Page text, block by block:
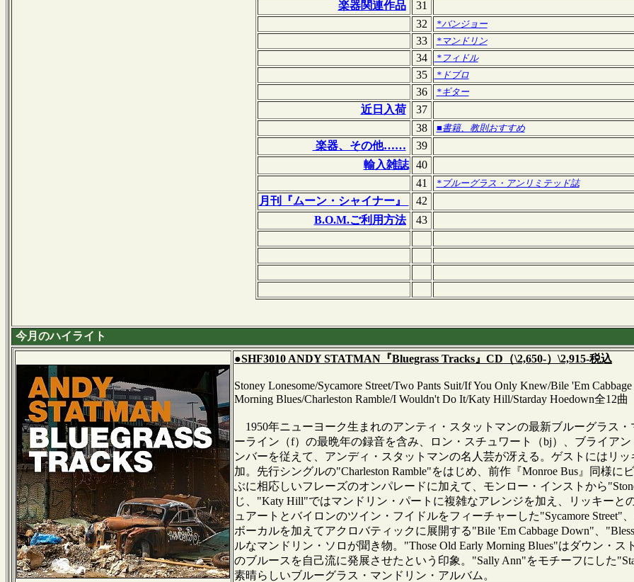
楽器関連作品
31
32
*バンジョー
33 *マンドリン
34 *フィドル
35 *ドブロ
36 *ギター
近日入荷
37
38
■書籍、教則おすすめ
楽器、その他……
39
輸入雑誌
40
41
*ブルーグラス・アンリミテッド誌
月刊『ムーン・シャイナー』
42
B.O.M.ご利用方法
43
今月のハイライト
●SHF3010 ANDY STATMAN『Bluegrass Tracks』CD（\2,650-）\2,915-税込
Stoney Lonesome/Sycamore Street/Two Pants Suit/If You Only Knew/Bile 'Em
Morning Blues/Charleston Ramble/I Wouldn't Do It/Katy Hill/Starday Hoedown全12曲
1950年ニューヨーク生まれのアンティ・スタットマンの最新ブルーグラス
ーライン（f）の最晩年の録音を含み、ロン・スチュワート（bj）、ブライア
ンバーを従えて、アンディ・スタットマンの名人芸が冴える。ゲストにはリ
加。先行シングルの"Charleston Ramble"をはじめ、前作『Monroe Bus』同様
ぶに相応しいフレーズのオンパレードに加えて、モンロー・インストから
じ、"Katy Hill"ではマンドリン・パートに複雑なアレンジを加え、リッキー
ュアートとバイロンのツイン・フイドルをフィーチャーした"Sycamore
ボーカルを加えてアクロバティックに展開する"Bile 'Em Cabbage Down"、
ルなマンドリン・ソロが聞き物。"Those Old Early Morning Blues"はダウン・
のブルースを自己流に発展させたという印象。"Sally Ann"をモチーフにした
素晴らしいブルーグラス・マンドリン・アルバム。